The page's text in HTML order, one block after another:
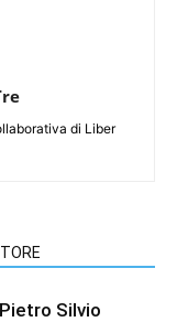
di Liber
Silvio